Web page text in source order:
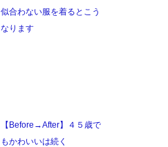
似合わない服を着るとこう
なります
【Before→After】４５歳で
もかわいいは続く